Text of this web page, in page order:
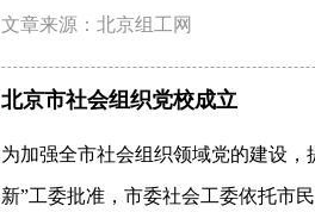
文章来源：北京组工网
北京市社会组织党校成立
为加强全市社会组织领域党的建设
新”工委批准，市委社会工委依托市